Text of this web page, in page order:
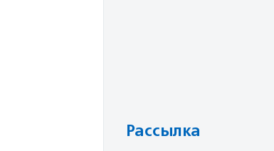
Рассылка